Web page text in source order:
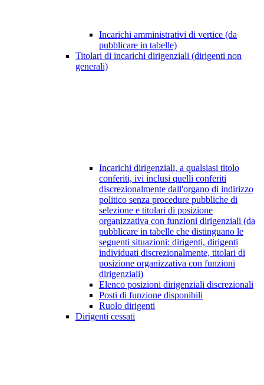
Incarichi amministrativi di vertice (da
pubblicare in tabelle)
Titolari di incarichi dirigenziali (dirigenti non
generali)
Incarichi dirigenziali, a qualsiasi titolo
conferiti, ivi inclusi quelli conferiti
discrezionalmente dall'organo di indirizzo
politico senza procedure pubbliche di
selezione e titolari di posizione
organizzativa con funzioni dirigenziali (da
pubblicare in tabelle che distinguano le
seguenti situazioni: dirigenti, dirigenti
individuati discrezionalmente, titolari di
posizione organizzativa con funzioni
dirigenziali)
Elenco posizioni dirigenziali discrezionali
Posti di funzione disponibili
Ruolo dirigenti
Dirigenti cessati